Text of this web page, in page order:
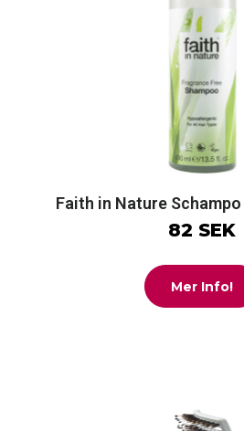
Faith in Nature
82 SEK
Mer Info!